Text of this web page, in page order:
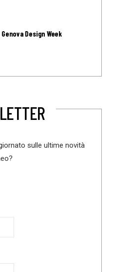
Design Week
sulle ultime novità